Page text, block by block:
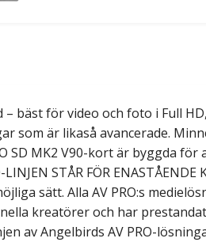
– bäst för video och foto i Full
som är likaså avancerade.
SD MK2 V90-kort är byggda
STÅR FÖR
sätt. Alla AV PRO:s
kreatörer och har
av Angelbirds AV PRO-